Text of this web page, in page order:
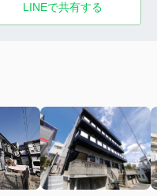
LINEで共有する